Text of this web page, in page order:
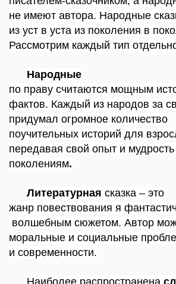
не имеют автора. Народные
из уст в уста из поколения в
Рассмотрим каждый тип
Народные
по праву считаются мощным
фактов. Каждый из народов за
придумал огромное количество
поучительных историй для
передавая свой опыт и
поколениям.
Литературная сказка – это
жанр повествования я
волшебным сюжетом. Автор
моральные и социальные
и современности.
Наиболее распространена